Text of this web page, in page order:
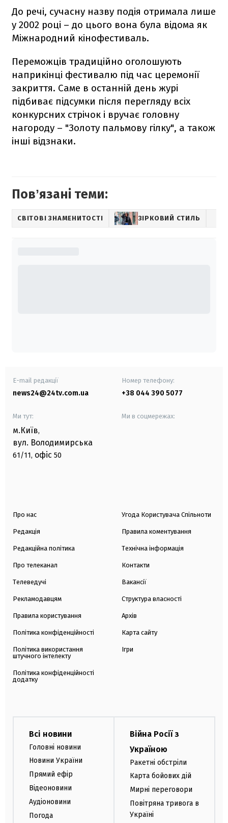
До речі, сучасну назву подія отримала лише
у 2002 році – до цього вона була відома як
Міжнародний кінофестиваль.
Переможців традиційно оголошують
наприкінці фестивалю під час церемонії
закриття. Саме в останній день журі
підбиває підсумки після перегляду всіх
конкурсних стрічок і вручає головну
нагороду – "Золоту пальмову гілку", а також
інші відзнаки.
Повʼязані теми:
СВІТОВІ ЗНАМЕНИТОСТІ ЗІРКОВИЙ СТИЛЬ
E-mail редакції
news24@24tv.com.ua
Номер телефону:
+38 044 390 5077
Ми тут:
м.Київ,
вул. Володимирська
61/11, офіс 50
Ми в соцмережах:
Про нас
Редакція
Редакційна політика
Про телеканал
Телеведучі
Рекламодавцям
Правила користування
Політика конфіденційності
Політика використання
штучного інтелекту
Політика конфіденційності
додатку
Угода Користувача Спільноти
Правила коментування
Технічна інформація
Контакти
Вакансії
Структура власності
Архів
Карта сайту
Ігри
Всі новини
Головні новини
Новини України
Прямий ефір
Відеоновини
Аудіоновини
Погода
Війна Росії з
Україною
Ракетні обстріли
Карта бойових дій
Мирні переговори
Повітряна тривога в
Україні